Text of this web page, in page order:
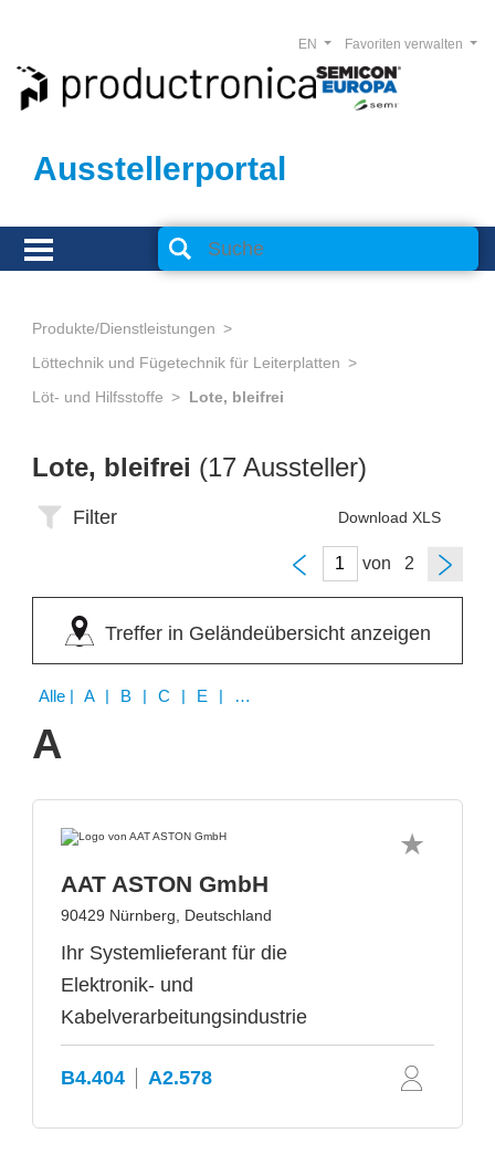
Ausstellerportal
Favoriten verwalten
EN
Produkte/Dienstleistungen
Löttechnik und Fügetechnik für Leiterplatten
Löt- und Hilfsstoffe
Lote, bleifrei
Lote, bleifrei (17 Aussteller)
Filter Download XLS
von
Treffer in Geländeübersicht anzeigen
Alle | A | B | C | E | F | H | I | N | S | T | W
A
AAT ASTON GmbH
90429 Nürnberg, Deutschland
Ihr Systemlieferant für die
Elektronik- und
Kabelverarbeitungsindustrie
B4.404 A2.578